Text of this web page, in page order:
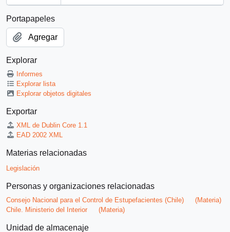
Portapapeles
Agregar
Explorar
Informes
Explorar lista
Explorar objetos digitales
Exportar
XML de Dublin Core 1.1
EAD 2002 XML
Materias relacionadas
Legislación
Personas y organizaciones relacionadas
Consejo Nacional para el Control de Estupefacientes (Chile)
(Materia)
Chile. Ministerio del Interior
(Materia)
Unidad de almacenaje